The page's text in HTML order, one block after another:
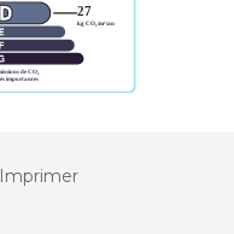
Imprimer